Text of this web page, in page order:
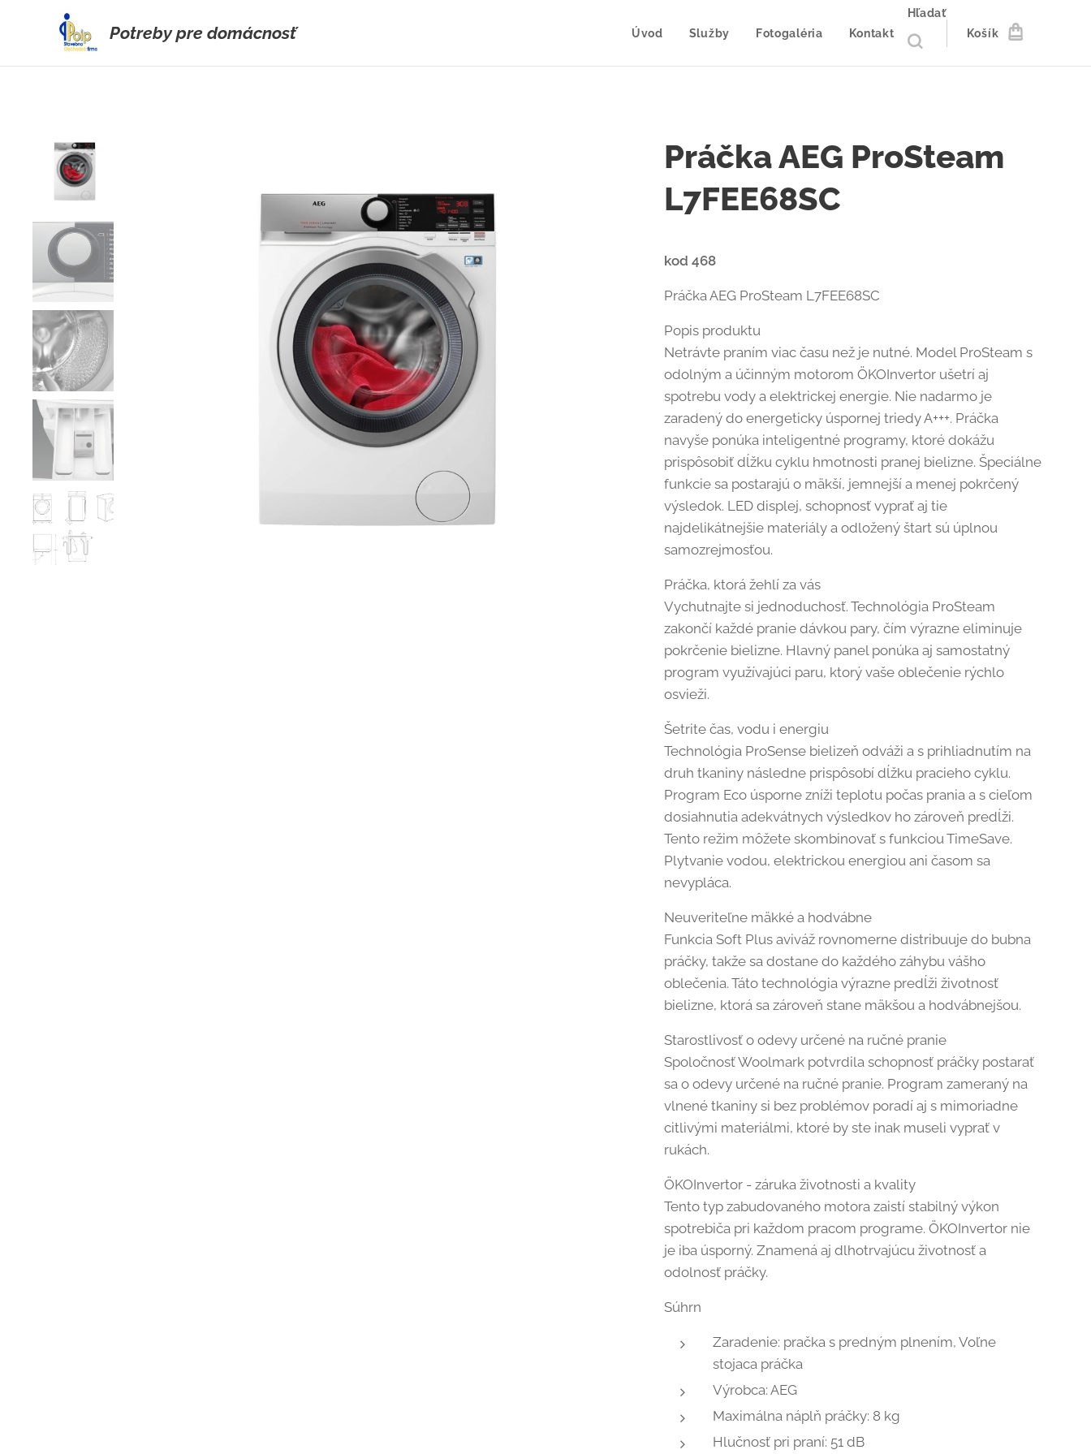
Potreby pre domácnosť Úvod Služby Fotogaléria Kontakt
Hľadať
Košík
Práčka AEG ProSteam
L7FEE68SC
kod 468
Práčka AEG ProSteam L7FEE68SC
Popis produktu
Netrávte praním viac času než je nutné. Model ProSteam s
odolným a účinným motorom ÖKOInvertor ušetrí aj
spotrebu vody a elektrickej energie. Nie nadarmo je
zaradený do energeticky úspornej triedy A+++. Práčka
navyše ponúka inteligentné programy, ktoré dokážu
prispôsobiť dĺžku cyklu hmotnosti pranej bielizne. Špeciálne
funkcie sa postarajú o mäkší, jemnejší a menej pokrčený
výsledok. LED displej, schopnosť vyprať aj tie
najdelikátnejšie materiály a odložený štart sú úplnou
samozrejmosťou.
Práčka, ktorá žehlí za vás
Vychutnajte si jednoduchosť. Technológia ProSteam
zakončí každé pranie dávkou pary, čím výrazne eliminuje
pokrčenie bielizne. Hlavný panel ponúka aj samostatný
program využívajúci paru, ktorý vaše oblečenie rýchlo
osvieži.
Šetrite čas, vodu i energiu
Technológia ProSense bielizeň odváži a s prihliadnutím na
druh tkaniny následne prispôsobí dĺžku pracieho cyklu.
Program Eco úsporne zníži teplotu počas prania a s cieľom
dosiahnutia adekvátnych výsledkov ho zároveň predĺži.
Tento režim môžete skombinovať s funkciou TimeSave.
Plytvanie vodou, elektrickou energiou ani časom sa
nevypláca.
Neuveriteľne mäkké a hodvábne
Funkcia Soft Plus aviváž rovnomerne distribuuje do bubna
práčky, takže sa dostane do každého záhybu vášho
oblečenia. Táto technológia výrazne predĺži životnosť
bielizne, ktorá sa zároveň stane mäkšou a hodvábnejšou.
Starostlivosť o odevy určené na ručné pranie
Spoločnosť Woolmark potvrdila schopnosť práčky postarať
sa o odevy určené na ručné pranie. Program zameraný na
vlnené tkaniny si bez problémov poradí aj s mimoriadne
citlivými materiálmi, ktoré by ste inak museli vyprať v
rukách.
ÖKOInvertor - záruka životnosti a kvality
Tento typ zabudovaného motora zaistí stabilný výkon
spotrebiča pri každom pracom programe. ÖKOInvertor nie
je iba úsporný. Znamená aj dlhotrvajúcu životnosť a
odolnosť práčky.
Súhrn
Zaradenie: pračka s predným plnením, Voľne
stojaca práčka
Výrobca: AEG
Maximálna náplň práčky: 8 kg
Hlučnosť pri praní: 51 dB